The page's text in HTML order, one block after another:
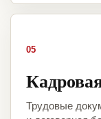
05
Трудовые